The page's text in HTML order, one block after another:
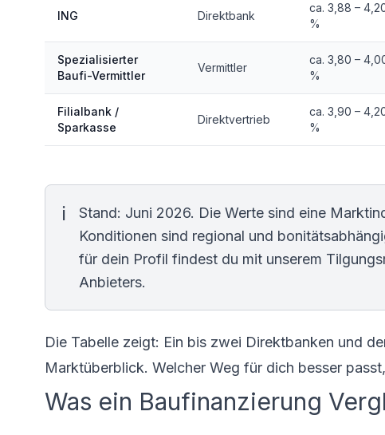
ING Direktbank
ca. 3,88 –
%
Spezialisierter
Baufi-Vermittler
Vermittler
ca. 3,80 –
%
Filialbank /
Sparkasse
Direktvertrieb
ca. 3,90 –
%
Stand: Juni 2026. Die Werte sind eine
Konditionen sind regional und
für dein Profil findest du mit unserem
Anbieters.
Die Tabelle zeigt: Ein bis zwei Direktbanken und
Marktüberblick. Welcher Weg für dich besser
Was ein Baufinanzierung